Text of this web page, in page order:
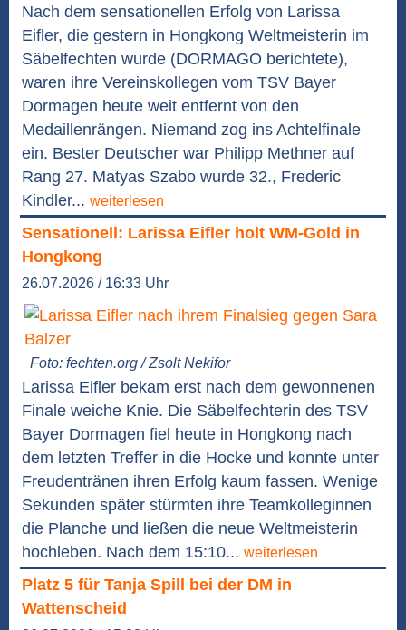
Nach dem sensationellen Erfolg von Larissa
Eifler, die gestern in Hongkong Weltmeisterin im
Säbelfechten wurde (DORMAGO berichtete),
waren ihre Vereinskollegen vom TSV Bayer
Dormagen heute weit entfernt von den
Medaillenrängen. Niemand zog ins Achtelfinale
ein. Bester Deutscher war Philipp Methner auf
Rang 27. Matyas Szabo wurde 32., Frederic
Kindler... weiterlesen
Sensationell: Larissa Eifler holt WM-Gold in
Hongkong
26.07.2026 / 16:33 Uhr
Foto: fechten.org / Zsolt Nekifor
Larissa Eifler bekam erst nach dem gewonnenen
Finale weiche Knie. Die Säbelfechterin des TSV
Bayer Dormagen fiel heute in Hongkong nach
dem letzten Treffer in die Hocke und konnte unter
Freudentränen ihren Erfolg kaum fassen. Wenige
Sekunden später stürmten ihre Teamkolleginnen
die Planche und ließen die neue Weltmeisterin
hochleben. Nach dem 15:10... weiterlesen
Platz 5 für Tanja Spill bei der DM in
Wattenscheid